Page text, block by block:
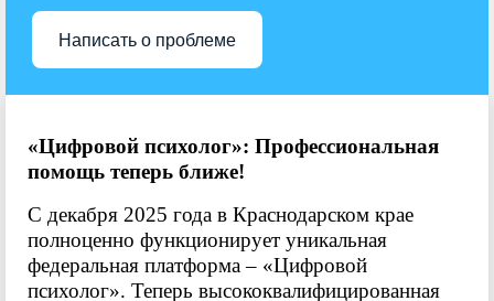
Написать о проблеме
«Цифровой психолог»: Профессиональная
помощь теперь ближе!
С декабря 2025 года в Краснодарском крае
полноценно функционирует уникальная
федеральная платформа – «Цифровой
психолог». Теперь высококвалифицированная